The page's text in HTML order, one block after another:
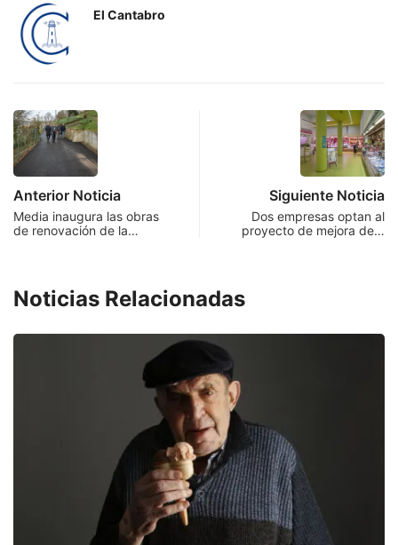
El Cantabro
Anterior Noticia
Media inaugura las obras
de renovación de la…
Siguiente Noticia
Dos empresas optan al
proyecto de mejora de…
Noticias Relacionadas